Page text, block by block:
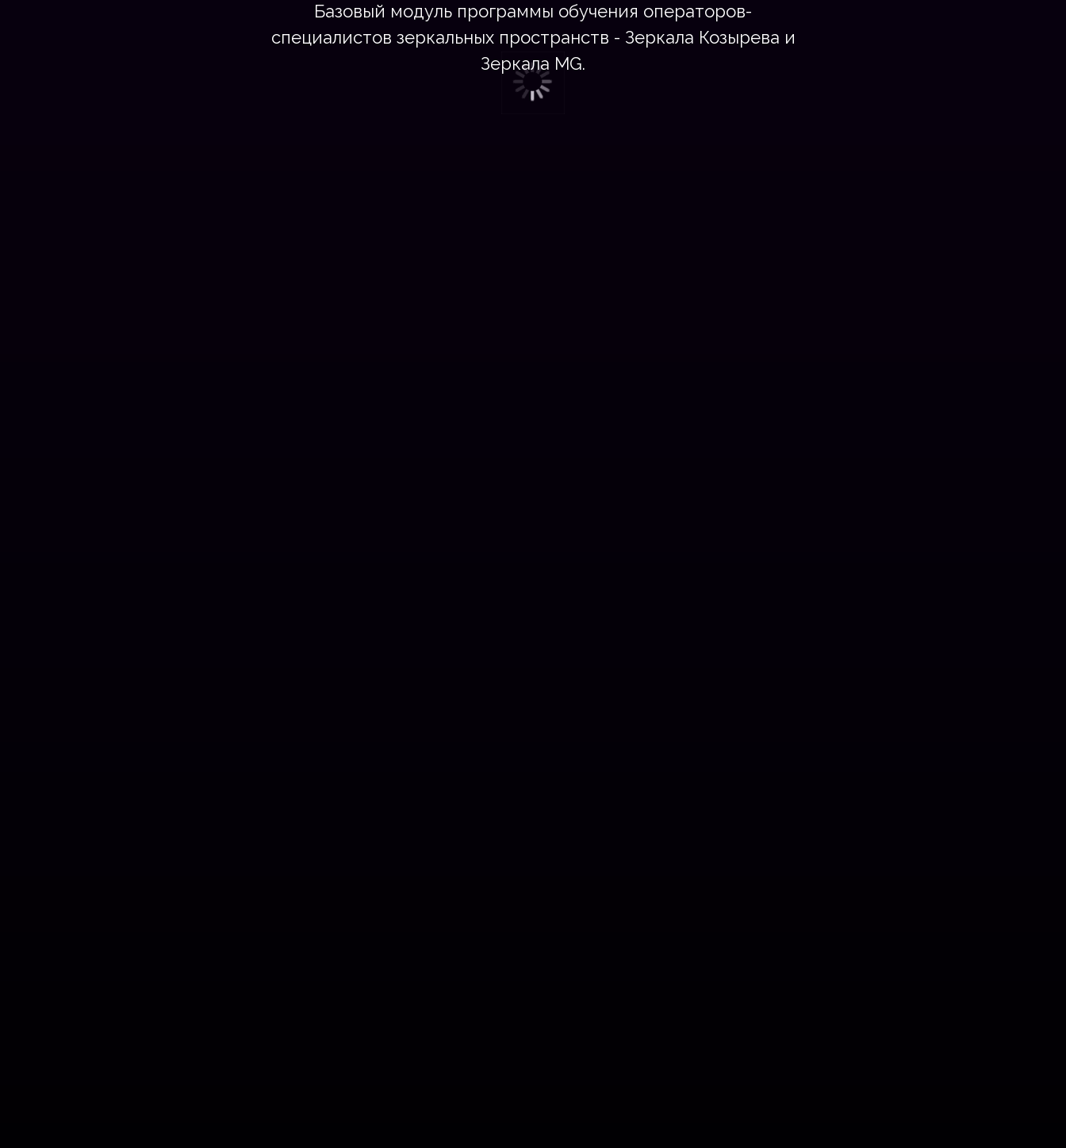
Базовый модуль программы обучения операторов-
специалистов зеркальных пространств - Зеркала Козырева и
Зеркала MG.